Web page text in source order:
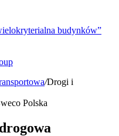
budynków”
/Drogi i